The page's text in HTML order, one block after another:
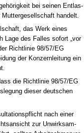
bei sei­nen Ent­las­
han­delt.
das Werk ei­nes
La­ge des Fal­les so­fort „vor
Richt­li­nie 98/57/EG
der Kon­zern­lei­tung ein
die Richt­li­nie 98/57/EG
die­ser deut­schen
nach ei­ner
zur Un­wirk­sam­